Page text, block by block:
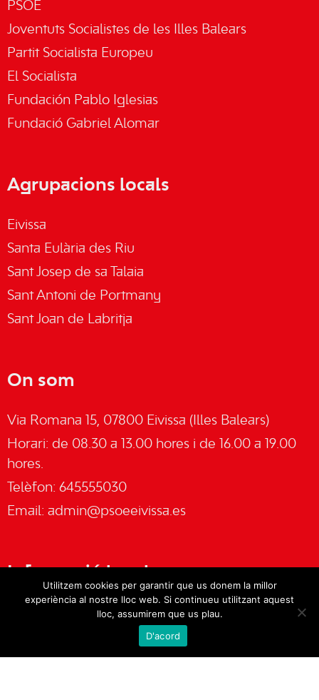
PSOE
Joventuts Socialistes de les Illes Balears
Partit Socialista Europeu
El Socialista
Fundación Pablo Iglesias
Fundació Gabriel Alomar
Agrupacions locals
Eivissa
Santa Eulària des Riu
Sant Josep de sa Talaia
Sant Antoni de Portmany
Sant Joan de Labritja
On som
Via Romana 15, 07800 Eivissa (Illes Balears)
Horari: de 08.30 a 13.00 hores i de 16.00 a 19.00
hores.
Telèfon: 645555030
Email: admin@psoeeivissa.es
Informació legal
Política de privacitat
Utilitzem cookies per garantir que us donem la millor
experiència al nostre lloc web. Si continueu utilitzant aquest
lloc, assumirem que us plau.
D'acord